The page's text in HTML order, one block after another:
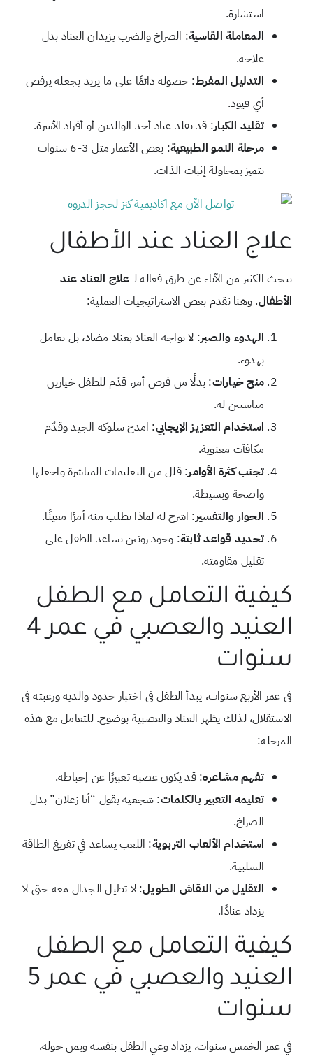
استشارة.
المعاملة القاسية: الصراخ والضرب يزيدان العناد بدل
علاجه.
التدليل المفرط: حصوله دائمًا على ما يريد يجعله يرفض
أي قيود.
تقليد الكبار: قد يقلد عناد أحد الوالدين أو أفراد الأسرة.
مرحلة النمو الطبيعية
: بعض الأعمار مثل 3-6 سنوات
تتميز بمحاولة إثبات الذات.
علاج العناد عند الأطفال
يبحث الكثير من الآباء عن طرق فعالة لـعلاج العناد عند
الأطفال. وهنا نقدم بعض الاستراتيجيات العملية:
الهدوء والصبر: لا تواجه العناد بعناد مضاد، بل تعامل
بهدوء.
منح خيارات: بدلًا من فرض أمر، قدّم للطفل خيارين
مناسبين له.
استخدام التعزيز الإيجابي: امدح سلوكه الجيد وقدّم
مكافآت معنوية.
تجنب كثرة الأوامر: قلل من التعليمات المباشرة واجعلها
واضحة وبسيطة.
الحوار والتفسير: اشرح له لماذا تطلب منه أمرًا معينًا.
تحديد قواعد ثابتة: وجود روتين يساعد الطفل على
تقليل مقاومته.
كيفية التعامل مع الطفل
العنيد والعصبي في عمر 4
سنوات
في عمر الأربع سنوات، يبدأ الطفل في اختبار حدود والديه ورغبته في
الاستقلال، لذلك يظهر العناد والعصبية بوضوح. للتعامل مع هذه
المرحلة:
تفهم مشاعره: قد يكون غضبه تعبيرًا عن إحباطه.
تعليمه التعبير بالكلمات: شجعيه يقول “أنا زعلان” بدل
الصراخ.
استخدام الألعاب التربوية: اللعب يساعد في تفريغ الطاقة
السلبية.
التقليل من النقاش الطويل: لا تطيل الجدال معه حتى لا
يزداد عنادًا.
كيفية التعامل مع الطفل
العنيد والعصبي في عمر 5
سنوات
في عمر الخمس سنوات، يزداد وعي الطفل بنفسه وبمن حوله،